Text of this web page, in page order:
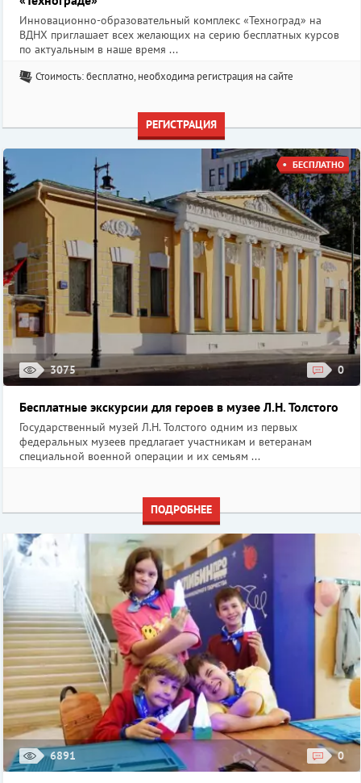
Инновационно-образовательный комплекс «Техноград» на
ВДНХ приглашает всех желающих на серию бесплатных курсов
по актуальным в наше время ...
Стоимость: бесплатно, необходима регистрация на сайте
РЕГИСТРАЦИЯ
3075 0
БЕСПЛАТНО
Бесплатные экскурсии для героев в музее Л.Н. Толстого
Государственный музей Л.Н. Толстого одним из первых
федеральных музеев предлагает участникам и ветеранам
специальной военной операции и их семьям ...
ПОДРОБНЕЕ
6891 0